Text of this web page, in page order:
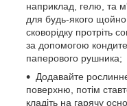
наприклад, гелю, та
для будь-якого щойно
сковорідку протріть
за допомогою
паперового рушника;
Додавайте
поверхню, потім
кладіть на гарячу